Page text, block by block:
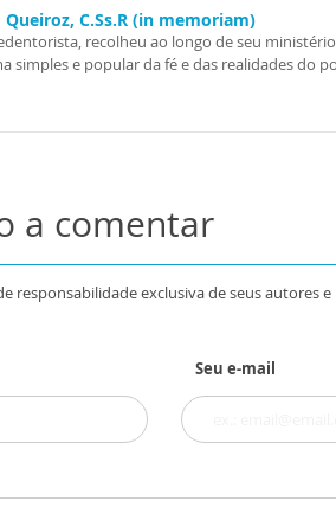
C.Ss.R (in memoriam)
recolheu ao longo de seu
simples e popular da fé e das realidades do
a comentar
responsabilidade exclusiva de seus autores
Seu e-mail